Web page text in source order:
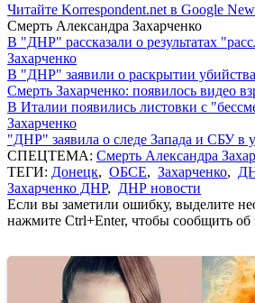
Читайте Korrespondent.net в Google
Смерть Александра Захарченко
В "ДНР" рассказали о результатах
Захарченко
В "ДНР" заявили о раскрытии убийства
Смерть Захарченко: появилось видео
В Италии появились листовки с
Захарченко
"ДНР" заявила о следе Запада и СБУ в
СПЕЦТЕМА: Смерть Александра
ТЕГИ: Донецк, ОБСЕ, Захарченко,
Захарченко ДНР, ДНР новости
Если вы заметили ошибку, выделите
нажмите Ctrl+Enter, чтобы сообщить об